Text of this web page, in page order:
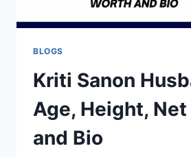
BLOGS
Kriti Sanon
Age, Height,
and Bio